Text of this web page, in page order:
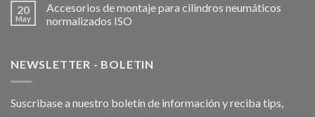
20
May
Accesorios de montaje para cilindros neumáticos
normalizados ISO
NEWSLETTER - BOLETIN
Suscribase a nuestro boletín de información y reciba tips,